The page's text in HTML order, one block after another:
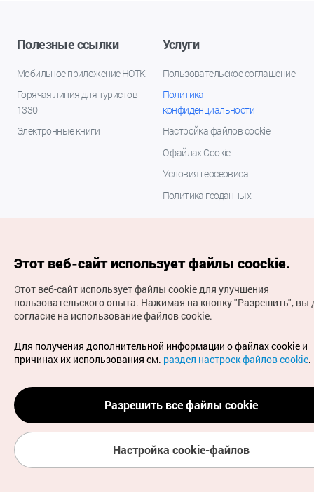
Полезные ссылки
Мобильное приложение НОТК
Горячая линия для туристов
1330
Электронные книги
Услуги
Пользовательское соглашение
Политика
конфиденциальности
Настройка файлов cookie
О файлах Cookie
Условия геосервиса
Политика геоданных
(с) Национальная организация туризма Кореи Все
права защищены
Для извещения об ошибках и проблемах, связанных с
работой веб-сайта, направляйте ваши запросы на
официальный адрес электронной почты
russian@knto.or.kr
Этот веб-сайт использует файлы coockie.
Этот веб-сайт использует файлы cookie для улучшения
пользовательского опыта. Нажимая на кнопку "Разрешить", вы
согласие на использование файлов cookie.
Для получения дополнительной информации о файлах cookie и
причинах их использования см. раздел настроек файлов cookie.
Разрешить все файлы cookie
Настройка cookie-файлов